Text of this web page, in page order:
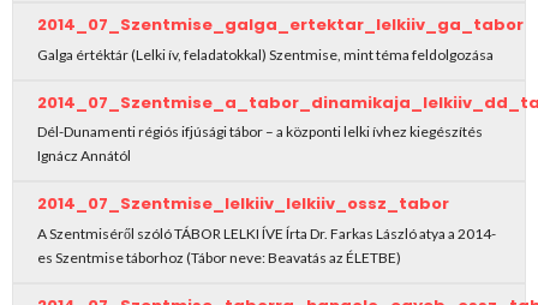
2014_07_Szentmise_galga_ertektar_lelkiiv_ga_tabor
Galga értéktár (Lelki ív, feladatokkal) Szentmise, mint téma feldolgozása
Dél-Dunamenti régiós ifjúsági tábor – a központi lelki ívhez kiegészítés
Ignácz Annától
2014_07_Szentmise_lelkiiv_lelkiiv_ossz_tabor
A Szentmiséről szóló TÁBOR LELKI ÍVE Írta Dr. Farkas László atya a 2014-
es Szentmise táborhoz (Tábor neve: Beavatás az ÉLETBE)